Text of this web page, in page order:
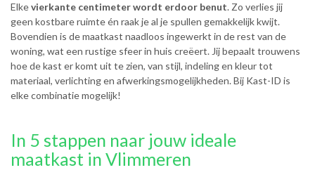
Elkevierkante centimeter wordt erdoor benut. Zo verlies jij
geen kostbare ruimte én raak je al je spullen gemakkelijk kwijt.
Bovendien is de maatkast naadloos ingewerkt in de rest van de
woning, wat een rustige sfeer in huis creëert. Jij bepaalt trouwens
hoe de kast er komt uit te zien, van stijl, indeling en kleur tot
materiaal, verlichting en afwerkingsmogelijkheden. Bij Kast-ID is
elke combinatie mogelijk!
In 5 stappen naar jouw ideale
maatkast in Vlimmeren